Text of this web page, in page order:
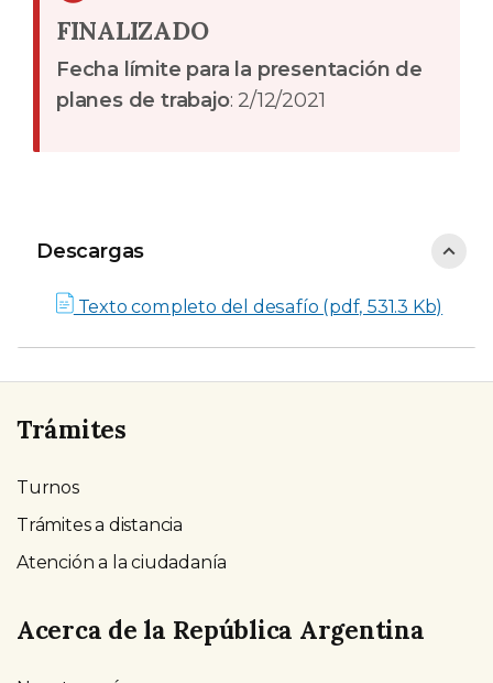
FINALIZADO
Fecha límite para la presentación de
planes de trabajo: 2/12/2021
Descargas
Descargas
Texto completo del desafío (pdf, 531.3 Kb)
Trámites
Turnos
Trámites a distancia
Atención a la ciudadanía
Acerca de la República Argentina